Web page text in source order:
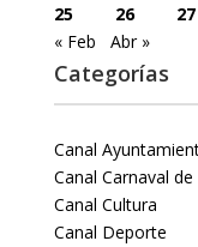
25
26 27
« Feb
Abr »
Categorías
Canal
Canal Carnaval
Canal Cultura
Canal Deporte